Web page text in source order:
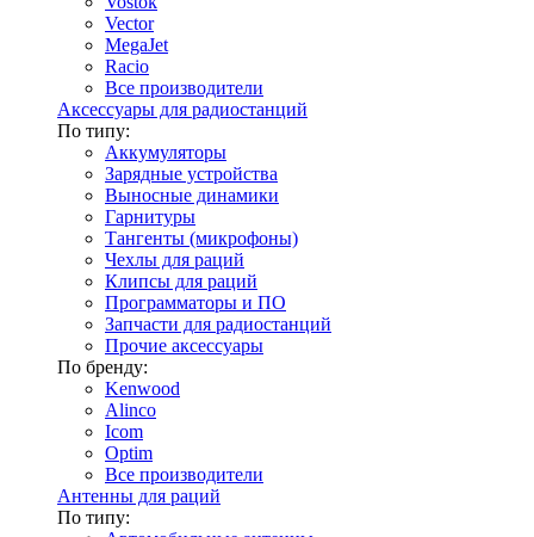
Vector
MegaJet
Racio
Все производители
Аксессуары для радиостанций
По типу:
Аккумуляторы
Зарядные устройства
Выносные динамики
Гарнитуры
Тангенты (микрофоны)
Чехлы для раций
Клипсы для раций
Программаторы и ПО
Запчасти для радиостанций
Прочие аксессуары
По бренду:
Kenwood
Alinco
Icom
Optim
Все производители
Антенны для раций
По типу: